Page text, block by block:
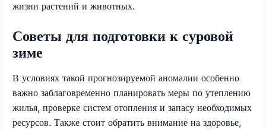
жизни растений и животных.
Советы для подготовки к суровой
зиме
В условиях такой прогнозируемой аномалии особенно
важно заблаговременно планировать меры по утеплению
жилья, проверке систем отопления и запасу необходимых
ресурсов. Также стоит обратить внимание на здоровье,